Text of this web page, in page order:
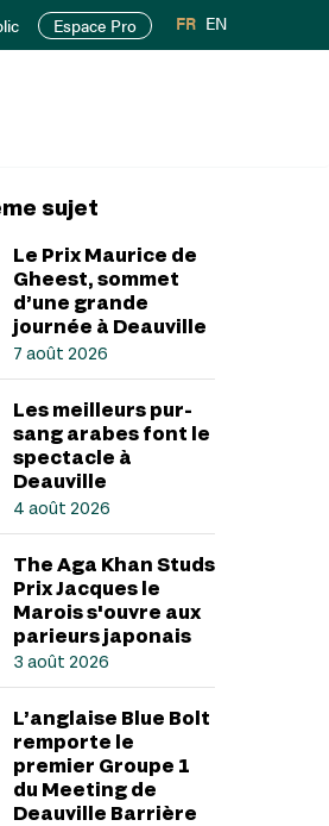
Espace Pro FR EN
sujet
Le Prix Maurice de
Gheest, sommet
d’une grande
journée à Deauville
7 août 2026
Les meilleurs pur-
sang arabes font le
spectacle à
Deauville
4 août 2026
The Aga Khan Studs
Prix Jacques le
Marois s'ouvre aux
parieurs japonais
3 août 2026
L’anglaise Blue Bolt
remporte le
premier Groupe 1
du Meeting de
Deauville Barrière